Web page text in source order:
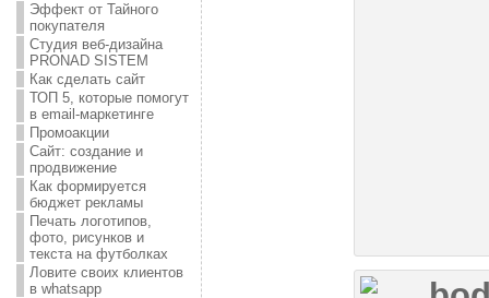
Эффект от Тайного
покупателя
Студия веб-дизайна
PRONAD SISTEM
Как сделать сайт
ТОП 5, которые помогут
в email-маркетинге
Промоакции
Сайт: создание и
продвижение
Как формируется
бюджет рекламы
Печать логотипов,
фото, рисунков и
текста на футболках
Ловите своих клиентов
в whatsapp